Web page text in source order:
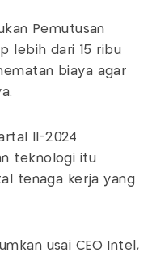
Pemutusan
lebih dari 15 ribu
biaya agar
II-2024
teknologi itu
tenaga kerja yang
usai CEO Intel,